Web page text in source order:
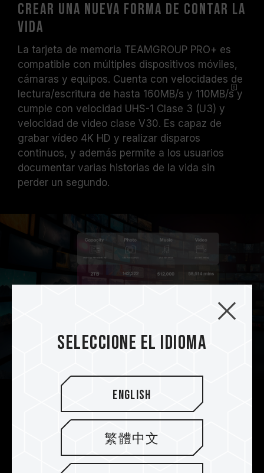
Crear una nueva forma de contar la
vida
La tarjeta de memoria TEAMGROUP PRO+ es
compatible con múltiples dispositivos móviles,
cámaras y equipos. Cuenta con velocidades de
lectura/escritura de hasta 160MB/s y 110MB/sy
cumple con velocidad UHS-1 Clase 3 (U3) y
velocidad de video clase V30. Es capaz de
grabar vídeo 4K HD y realizar disparos
continuos, y además permite a los usuarios
documentar varias historias de la vida sin
perder un segundo.
Nueva elección para mejorar la
La tarjeta de memoria TEAMGROUP PRO+
cumple con rendimiento de aplicaciones clase 2
Seleccione el idioma
English
繁體中文